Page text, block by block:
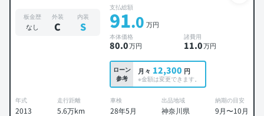
板金歴
なし
外装
C
内装
S
支払総額
91.0 万円
本体価格
80.0万円
諸費用
11.0万円
ローン
参考
月々 12,300 円
※金額は変更できます。
年式
2013
走行距離
5.6万km
車検
28年5月
出品地域
神奈川県
納期の目安
9月〜10月